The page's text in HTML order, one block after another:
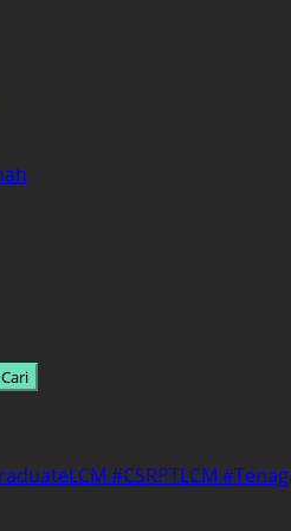
#CSRPTLCM